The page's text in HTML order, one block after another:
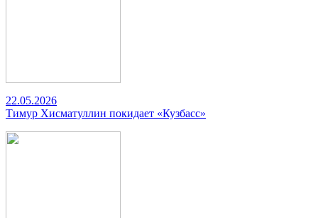
22.05.2026
Тимур Хисматуллин покидает «Кузбасс»